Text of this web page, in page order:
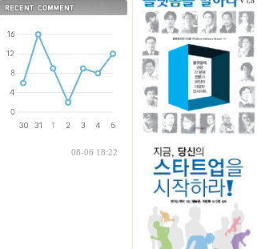
08-06 18:22